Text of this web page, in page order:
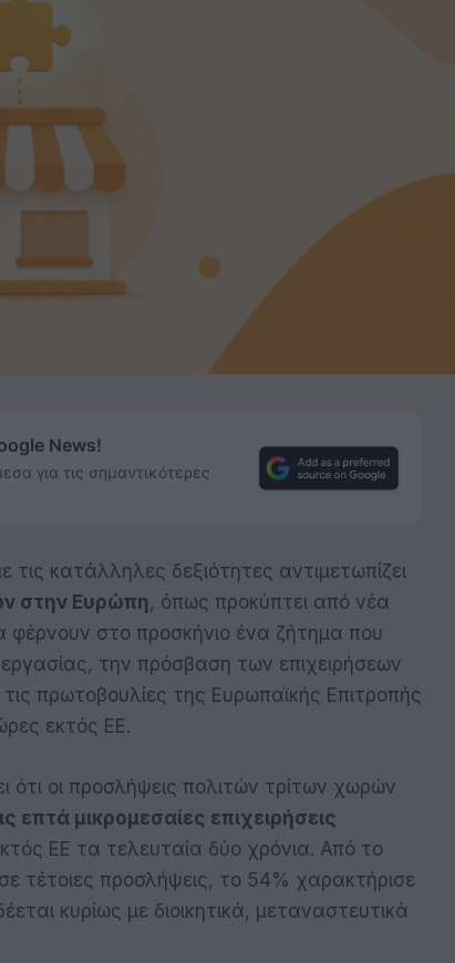
News!
για τις σημαντικότερες
κατάλληλες δεξιότητες αντιμετωπίζει
στην Ευρώπη, όπως προκύπτει από νέα
φέρνουν στο προσκήνιο ένα ζήτημα που
την πρόσβαση των επιχειρήσεων
πρωτοβουλίες της Ευρωπαϊκής Επιτροπής
εκτός ΕΕ.
ότι οι προσλήψεις πολιτών τρίτων χωρών
επτά μικρομεσαίες επιχειρήσεις
ΕΕ τα τελευταία δύο χρόνια. Από το
τέτοιες προσλήψεις, το 54% χαρακτήρισε
κυρίως με διοικητικά, μεταναστευτικά